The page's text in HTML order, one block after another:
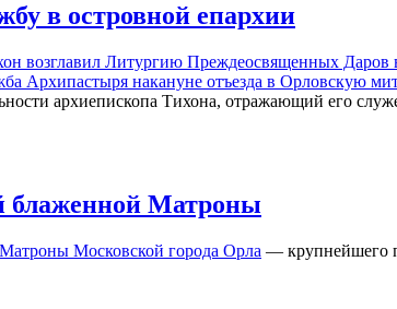
в островной епархии
возглавил Литургию Преждеосвященных
Архипастыря накануне отъезда в Орловскую
архиепископа Тихона, отражающий его
блаженной Матроны
Московской города Орла — крупнейшего